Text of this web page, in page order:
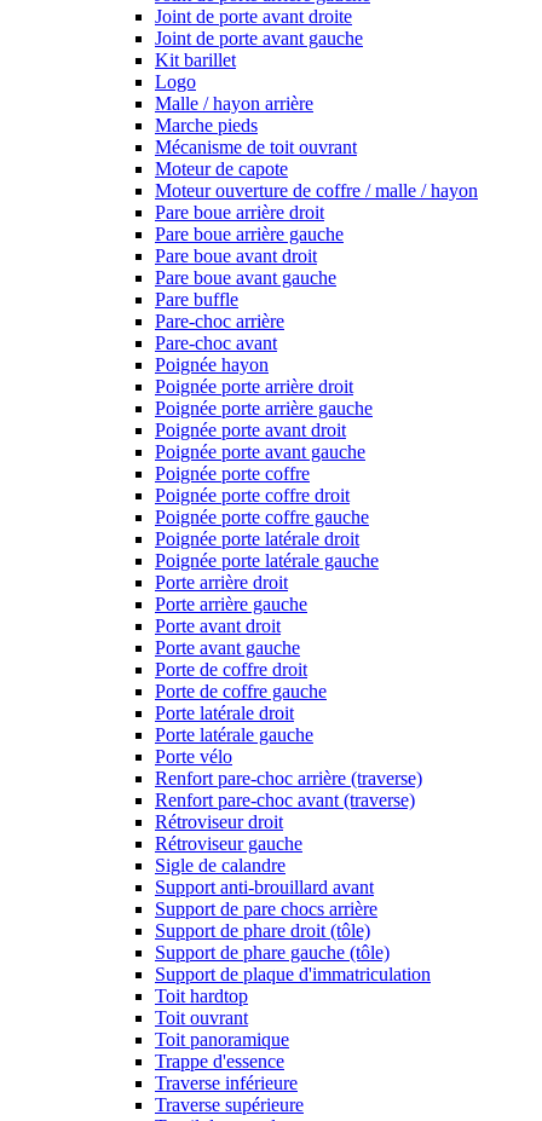
Joint de porte avant droite
Joint de porte avant gauche
Kit barillet
Logo
Malle / hayon arrière
Marche pieds
Mécanisme de toit ouvrant
Moteur de capote
Moteur ouverture de coffre / malle / hayon
Pare boue arrière droit
Pare boue arrière gauche
Pare boue avant droit
Pare boue avant gauche
Pare buffle
Pare-choc arrière
Pare-choc avant
Poignée hayon
Poignée porte arrière droit
Poignée porte arrière gauche
Poignée porte avant droit
Poignée porte avant gauche
Poignée porte coffre
Poignée porte coffre droit
Poignée porte coffre gauche
Poignée porte latérale droit
Poignée porte latérale gauche
Porte arrière droit
Porte arrière gauche
Porte avant droit
Porte avant gauche
Porte de coffre droit
Porte de coffre gauche
Porte latérale droit
Porte latérale gauche
Porte vélo
Renfort pare-choc arrière (traverse)
Renfort pare-choc avant (traverse)
Rétroviseur droit
Rétroviseur gauche
Sigle de calandre
Support anti-brouillard avant
Support de pare chocs arrière
Support de phare droit (tôle)
Support de phare gauche (tôle)
Support de plaque d'immatriculation
Toit hardtop
Toit ouvrant
Toit panoramique
Trappe d'essence
Traverse inférieure
Traverse supérieure